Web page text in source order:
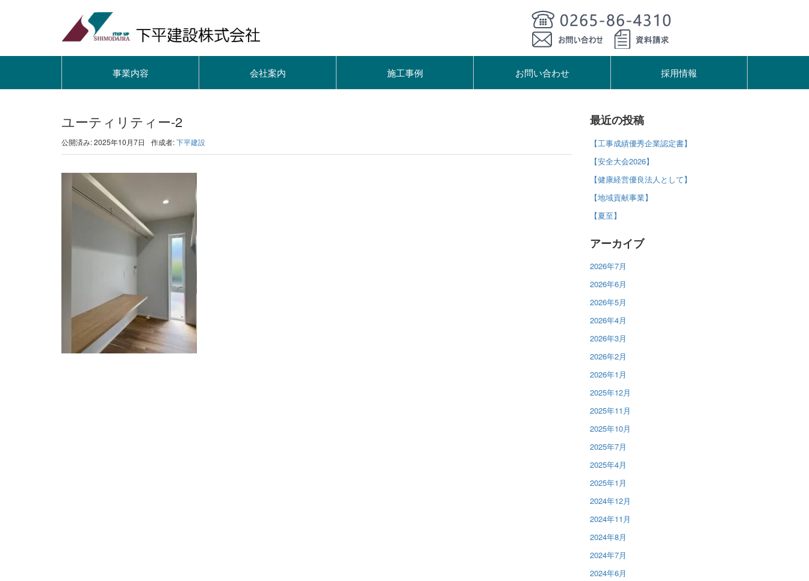
事業内容 会社案内 施工事例 お問い合わせ 採用情報
ユーティリティー-2
公開済み: 2025年10月7日 作成者:下平建設
最近の投稿
【工事成績優秀企業認定書】
【安全大会2026】
【健康経営優良法人として】
【地域貢献事業】
【夏至】
アーカイブ
2026年7月
2026年6月
2026年5月
2026年4月
2026年3月
2026年2月
2026年1月
2025年12月
2025年11月
2025年10月
2025年7月
2025年4月
2025年1月
2024年12月
2024年11月
2024年8月
2024年7月
2024年6月